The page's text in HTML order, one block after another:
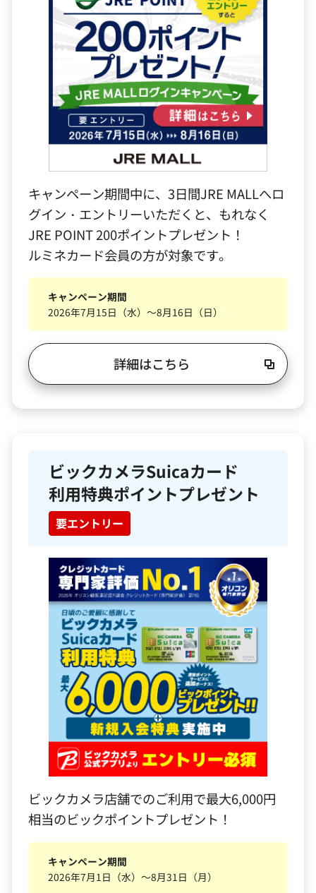
キャンペーン期間中に、3日間JRE MALLへロ
グイン・エントリーいただくと、もれなく
JRE POINT 200ポイントプレゼント！
ルミネカード会員の方が対象です。
キャンペーン期間
2026年7月15日（水）～8月16日（日）
詳細はこちら
ビックカメラSuicaカード
利用特典ポイントプレゼント
要エントリー
ビックカメラ店舗でのご利用で最大6,000円
相当のビックポイントプレゼント！
キャンペーン期間
2026年7月1日（水）～8月31日（月）